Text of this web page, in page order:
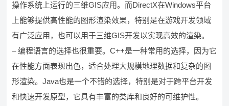
操作系统上运行的三维GIS应用。而DirectX在Windows平台
上能够提供高性能的图形渲染效果，特别是在游戏开发领域
有广泛应用，也可以用于三维GIS开发以实现高效的渲染。
– 编程语言的选择也很重要。C++是一种常用的选择，因为它
在性能方面表现出色，适合处理大规模地理数据和复杂的图
形渲染。Java也是一个不错的选择，特别是对于跨平台开发
和快速开发原型，它具有丰富的类库和良好的可维护性。